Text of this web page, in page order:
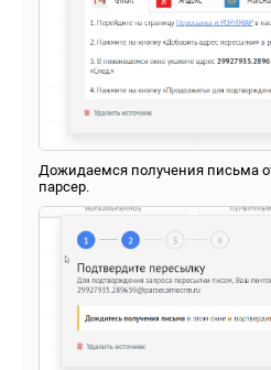
Дожидаемся получения письма
парсер.